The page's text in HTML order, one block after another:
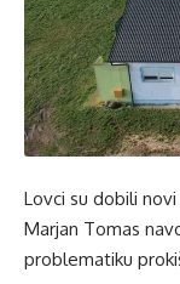
Lovci su dobili
Marjan Tomas
problematiku